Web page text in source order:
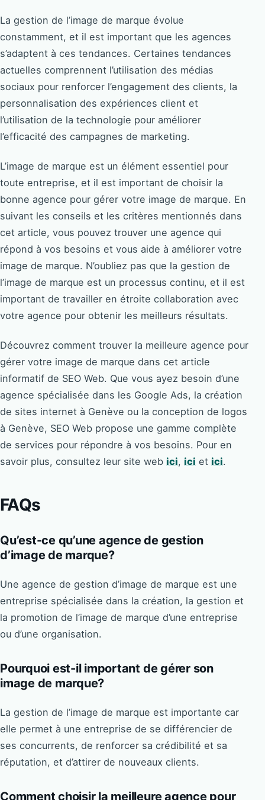
La gestion de l’image de marque évolue
constamment, et il est important que les agences
s’adaptent à ces tendances. Certaines tendances
actuelles comprennent l’utilisation des médias
sociaux pour renforcer l’engagement des clients, la
personnalisation des expériences client et
l’utilisation de la technologie pour améliorer
l’efficacité des campagnes de marketing.
L’image de marque est un élément essentiel pour
toute entreprise, et il est important de choisir la
bonne agence pour gérer votre image de marque. En
suivant les conseils et les critères mentionnés dans
cet article, vous pouvez trouver une agence qui
répond à vos besoins et vous aide à améliorer votre
image de marque. N’oubliez pas que la gestion de
l’image de marque est un processus continu, et il est
important de travailler en étroite collaboration avec
votre agence pour obtenir les meilleurs résultats.
Découvrez comment trouver la meilleure agence pour
gérer votre image de marque dans cet article
informatif de SEO Web. Que vous ayez besoin d’une
agence spécialisée dans les Google Ads, la création
de sites internet à Genève ou la conception de logos
à Genève, SEO Web propose une gamme complète
de services pour répondre à vos besoins. Pour en
savoir plus, consultez leur site web ici, ici et ici.
FAQs
Qu’est-ce qu’une agence de gestion
d’image de marque?
Une agence de gestion d’image de marque est une
entreprise spécialisée dans la création, la gestion et
la promotion de l’image de marque d’une entreprise
ou d’une organisation.
Pourquoi est-il important de gérer son
image de marque?
La gestion de l’image de marque est importante car
elle permet à une entreprise de se différencier de
ses concurrents, de renforcer sa crédibilité et sa
réputation, et d’attirer de nouveaux clients.
Comment choisir la meilleure agence pour